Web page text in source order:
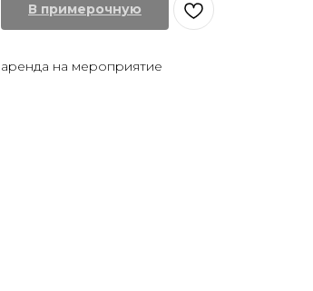
В примерочную
аренда на мероприятие